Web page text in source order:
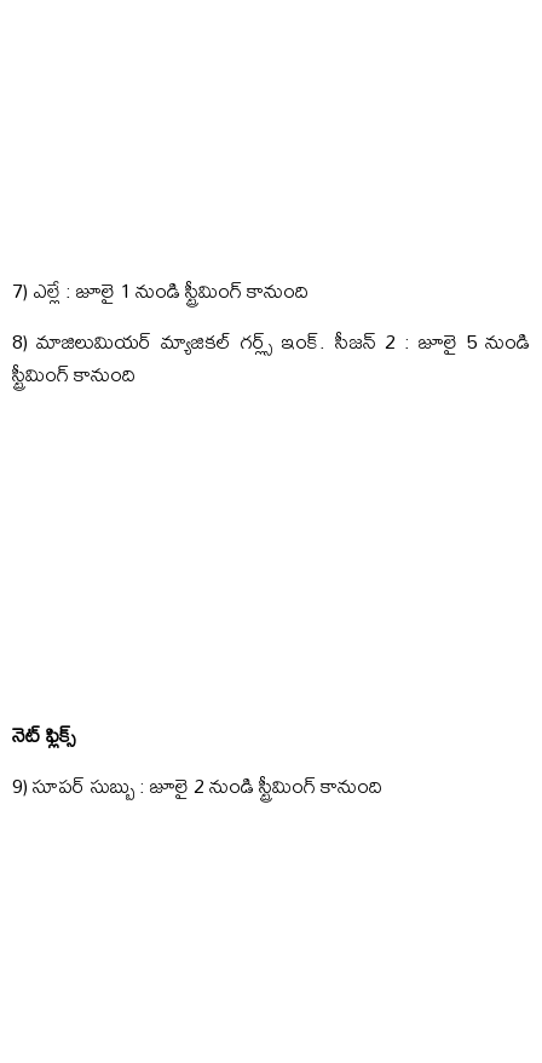
7) ఎల్లే : జూలై 1 నుండి స్ట్రీమింగ్ కానుంది
8) మాజిలుమియర్ మ్యాజికల్ గర్ల్స్ ఇంక్. సీజన్ 2 : జూలై 5 నుండి
స్ట్రీమింగ్ కానుంది
నెట్ ఫ్లిక్స్
9) సూపర్ సుబ్బు : జూలై 2 నుండి స్ట్రీమింగ్ కానుంది